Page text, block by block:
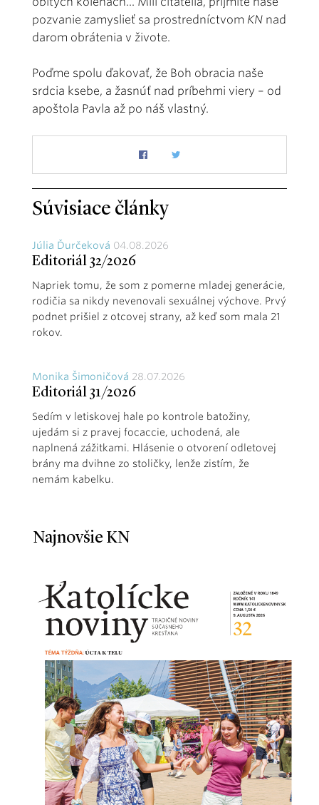
pozvanie zamyslieť sa prostredníctvom KN nad
darom obrátenia v živote.
Poďme spolu ďakovať, že Boh obracia naše
srdcia ksebe, a žasnúť nad príbehmi viery – od
apoštola Pavla až po náš vlastný.
Súvisiace články
Júlia Ďurčeková 04.08.2026
Editoriál 32/2026
Napriek tomu, že som z pomerne mladej generácie,
rodičia sa nikdy nevenovali sexuálnej výchove. Prvý
podnet prišiel z otcovej strany, až keď som mala 21
rokov.
Monika Šimoničová 28.07.2026
Editoriál 31/2026
Sedím v letiskovej hale po kontrole batožiny,
ujedám si z pravej focaccie, uchodená, ale
naplnená zážitkami. Hlásenie o otvorení odletovej
brány ma dvihne zo stoličky, lenže zistím, že
nemám kabelku.
Najnovšie KN